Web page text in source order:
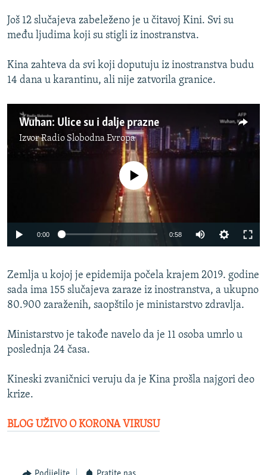
POST SCRIPTUM
MOJA EVROPA
SVE KARTE DEJTONA
Još 12 slučajeva zabeleženo je u čitavoj Kini. Svi su
među ljudima koji su stigli iz inostranstva.
Kina zahteva da svi koji doputuju iz inostranstva budu
14 dana u karantinu, ali nije zatvorila granice.
Wuhan: Ulice su i dalje prazne
IzvorRadio Slobodna Evropa
Auto 270p 360p 404p
No media source currently available
0:00 0:58
360p
404p
Zemlja u kojoj je epidemija počela krajem 2019. godine
sada ima 155 slučajeva zaraze iz inostranstva, a ukupno
80.900 zaraženih, saopštilo je ministarstvo zdravlja.
Ministarstvo je takođe navelo da je 11 osoba umrlo u
poslednja 24 časa.
Kineski zvaničnici veruju da je Kina prošla najgori deo
krize.
BLOG UŽIVO O KORONA VIRUSU